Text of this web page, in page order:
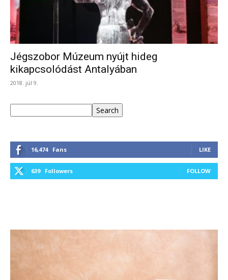
Jégszobor Múzeum nyújt hideg
kikapcsolódást Antalyában
2018. júl 9.
Search
16,474 Fans LIKE
639 Followers FOLLOW